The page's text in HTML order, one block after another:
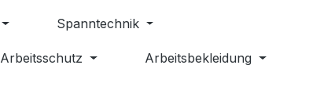
Spanntechnik
Arbeitsschutz Arbeitsbekleidung